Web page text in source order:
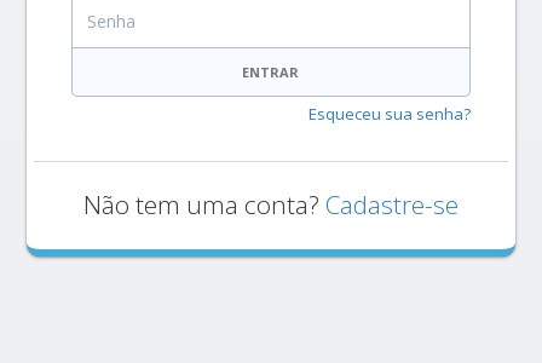
ENTRAR
Esqueceu sua senha?
Não tem uma conta? Cadastre-se